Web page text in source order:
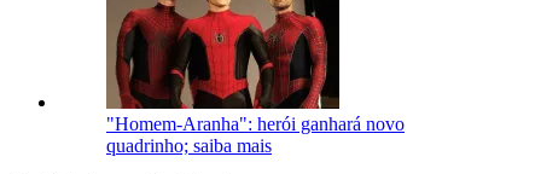
"Homem-Aranha": herói ganhará novo
quadrinho; saiba mais